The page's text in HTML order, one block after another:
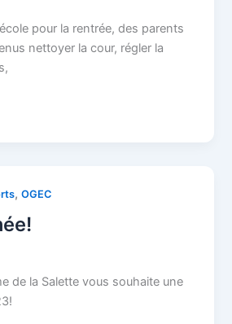
pour la rentrée, des parents
nettoyer la cour, régler la
,OGEC
de la Salette vous souhaite une